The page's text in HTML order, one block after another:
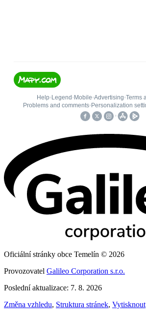
Oficiální stránky obce Temelín © 2026
Provozovatel Galileo Corporation s.r.o.
Poslední aktualizace: 7. 8. 2026
Změna vzhledu, Struktura stránek, Vytisknout